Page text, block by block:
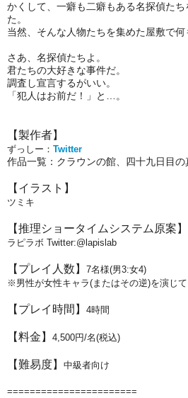
かくして、一癖も二癖もある名探偵た
た。
当然、そんな人物たちを集めた屋敷で
さあ、名探偵たちよ。
君たちの大好きな事件だ。
調査し宣言するがいい。
「犯人はお前だ！」と…。
【製作者】
ずっしー： Twitter
作品一覧：クラウンの館、四十九日目の
【イラスト】
ツミキ
【推理ショータイムシステム原案】
ラピラボ Twitter:@lapislab
【プレイ人数】 7名様(男3:女4)
※男性が女性キャラ(またはその逆)を演じて
【プレイ時間】 4時間
【料金】 4,500円/名(税込)
【難易度】 中級者向け
=======================